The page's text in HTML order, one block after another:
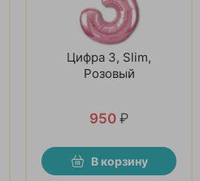
Цифра 3, Slim,
Розовый
950 ₽
В корзину